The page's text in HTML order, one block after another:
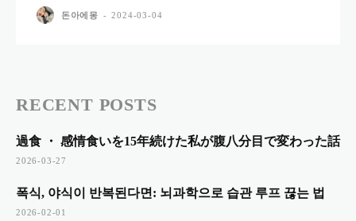
돈아에몽 - 2024-03-04
RECENT POSTS
過食 ・ 感情食いを15年続けた私が腹八分目で変わった話
2026-03-27
폭식, 야식이 반복된다면: 뇌과학으로 습관 루프 끊는 법
2026-02-01